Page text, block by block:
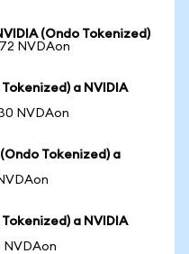
(Ondo Tokenized)
NVDAon
a NVIDIA
NVDAon
Tokenized) a
a NVIDIA
NVDAon